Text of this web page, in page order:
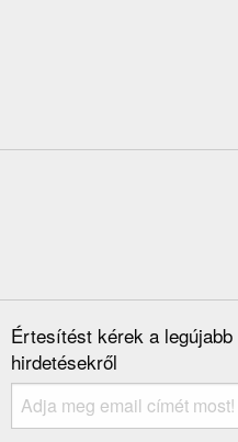
Értesítést kérek a legújabb
hirdetésekről